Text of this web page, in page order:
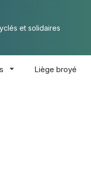
et solidaires
Liège broyé